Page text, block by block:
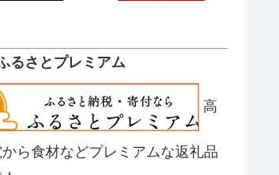
さとプレミアム
高
ら食材などプレミアムな返礼品